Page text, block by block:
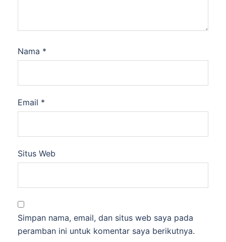
Nama *
Email *
Situs Web
Simpan nama, email, dan situs web saya pada
peramban ini untuk komentar saya berikutnya.